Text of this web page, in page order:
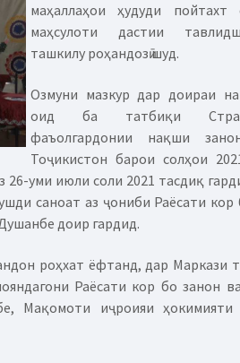
маҳаллаҳои ҳудуди пойтахт
маҳсулоти дастии
ташкилу роҳандозӣ шуд.
Озмуни мазкур дар доираи
оид ба татбиқи
фаъолгардонии нақши
Тоҷикистон барои солҳои
уми июли соли 2021 тасдиқ
саноат аз ҷониби Раёсати
доир гардид.
роҳхат ёфтанд, дар Маркази
Раёсати кор бо занон
Мақомоти иҷроияи ҳокимияти